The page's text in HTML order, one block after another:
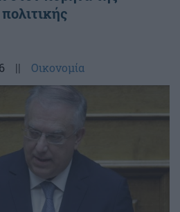
|| Οικονομία